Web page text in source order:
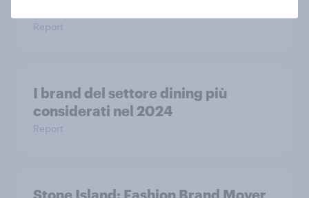
Report
I brand del settore dining più
considerati nel 2024
Report